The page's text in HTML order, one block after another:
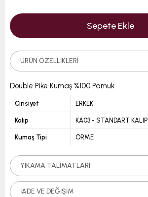
ÜRÜN ÖZELLIKLERI
Double Pike Kumaş %100 Pamuk
Cinsiyet ERKEK
Kalıp KA03 - STANDART KALIP
Kumaş Tipi ÖRME
YIKAMA TALIMATLARI
İADE VE DEĞIŞIM